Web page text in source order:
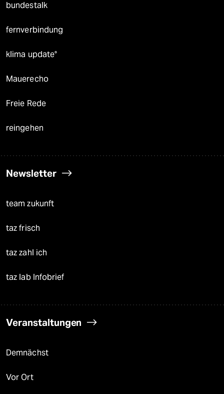
bundestalk
fernverbindung
klima update°
Mauerecho
Freie Rede
reingehen
Newsletter
team zukunft
taz frisch
taz zahl ich
taz lab Infobrief
Veranstaltungen
Demnächst
Vor Ort